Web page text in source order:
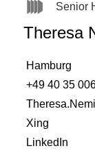
Senior
Theresa
Hamburg
+49 40 35
Xing
LinkedIn